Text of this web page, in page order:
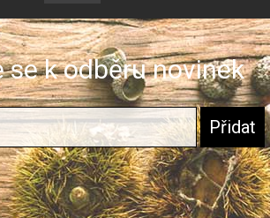
se k odběru novinek